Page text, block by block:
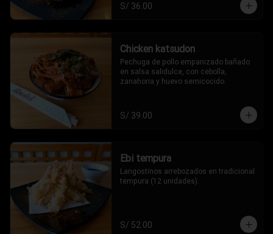
S/ 36.00
Chicken katsudon
Pechuga de pollo empanizado bañado
en salsa salidulce, con cebolla,
zanahoria y huevo semicocido.
S/ 39.00
Ebi tempura
Langostinos arrebozados en tradicional
tempura (12 unidades).
S/ 52.00